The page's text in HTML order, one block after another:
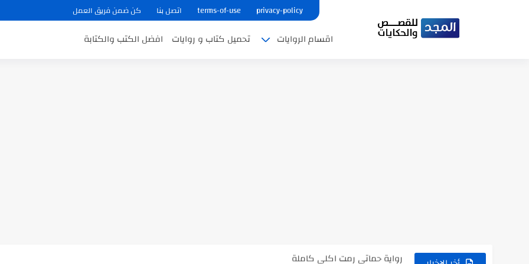
privacy-policy
terms-of-use اتصل بنا كن ضمن فريق العمل
اقسام الروايات تحميل كتاب و روايات افضل الكتب والكتابة